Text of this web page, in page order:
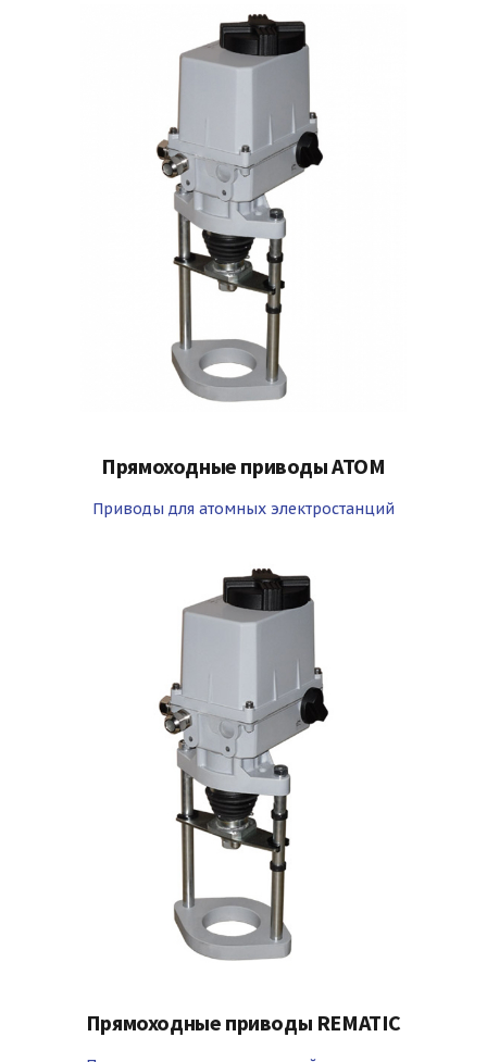
Прямоходные приводы ATOM
Приводы для атомных электростанций
Прямоходные приводы REMATIC